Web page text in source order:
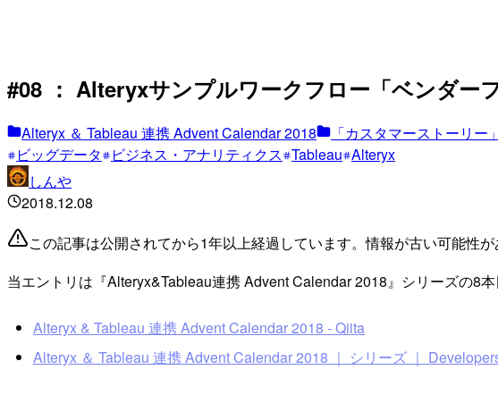
#08 ： Alteryxサンプルワークフロー「ベンダ
Alteryx ＆ Tableau 連携 Advent Calendar 2018 「カスタマーストーリ
ビッグデータ
ビジネス・アナリティクス Tableau Alteryx
しんや
2018.12.08
この記事は公開されてから1年以上経過しています。情報が古い可能性が
当エントリは『Alteryx&Tableau連携 Advent Calendar 2018』シリーズの8本
Alteryx & Tableau 連携 Advent Calendar 2018 - Qiita
Alteryx ＆ Tableau 連携 Advent Calendar 2018 ｜ シリーズ ｜